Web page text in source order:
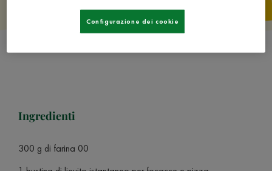
Ingredienti
300 g di farina 00
Configurazione dei cookie